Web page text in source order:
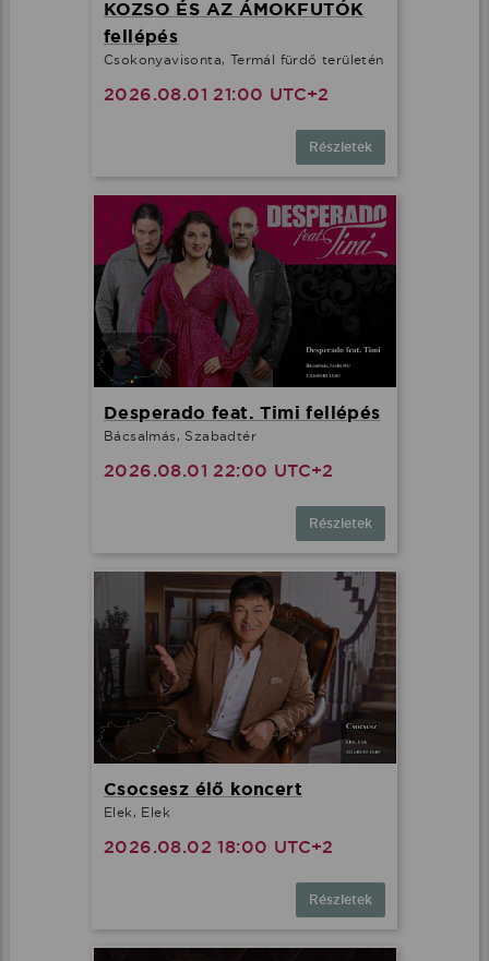
KOZSO ÉS AZ ÁMOKFUTÓK
fellépés
Csokonyavisonta, Termál fürdő területén
2026.08.01 21:00 UTC+2
Részletek
Desperado feat. Timi fellépés
Bácsalmás, Szabadtér
2026.08.01 22:00 UTC+2
Részletek
Csocsesz élő koncert
Elek, Elek
2026.08.02 18:00 UTC+2
Részletek